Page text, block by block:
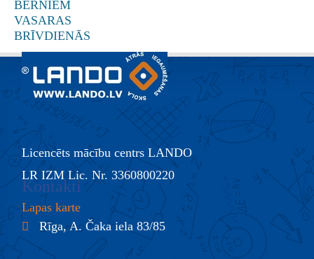
Licencēts mācību centrs LANDO
LR IZM Lic. Nr. 3360800220
Lapas karte
Kontakti
Rīga, A. Čaka iela 83/85